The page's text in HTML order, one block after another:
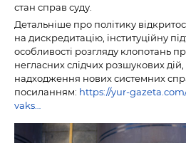
стан справ суду.
Детальніше про політику
на дискредитацію, інституційну
особливості розгляду клопотань
негласних слідчих розшукових
надходження нових системних
посиланням: https://yur-
vaks…